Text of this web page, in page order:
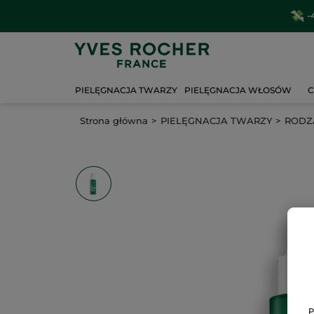
-
PIELĘGNACJA TWARZY PIELĘGNACJA WŁOSÓW
Strona główna PIELĘGNACJA TWARZY